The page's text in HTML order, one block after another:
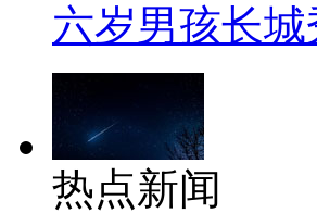
六岁男孩长
热点新闻